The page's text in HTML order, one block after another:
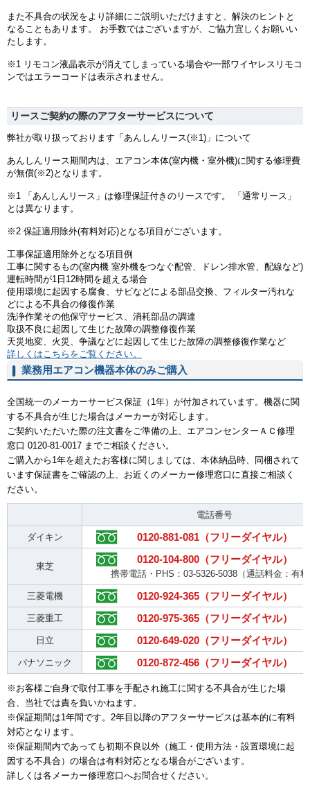
また不具合の状況をより詳細にご説明いただけますと、解決のヒントと
なることもあります。 お手数ではございますが、ご協力宜しくお願いい
たします。
※1 リモコン液晶表示が消えてしまっている場合や一部ワイヤレスリモコ
ンではエラーコードは表示されません。
リースご契約の際のアフターサービスについて
弊社が取り扱っております「あんしんリース(※1)」について
あんしんリース期間内は、エアコン本体(室内機・室外機)に関する修理費
が無償(※2)となります。
※1 「あんしんリース」は修理保証付きのリースです。 「通常リース」
とは異なります。
※2 保証適用除外(有料対応)となる項目がございます。
工事保証適用除外となる項目例
工事に関するもの(室内機 室外機をつなぐ配管、ドレン排水管、配線など)
運転時間が1日12時間を超える場合
使用環境に起因する腐食、サビなどによる部品交換、フィルター汚れな
どによる不具合の修復作業
洗浄作業その他保守サービス、消耗部品の調達
取扱不良に起因して生じた故障の調整修復作業
天災地変、火災、争議などに起因して生じた故障の調整修復作業など
詳しくはこちらをご覧ください。
業務用エアコン機器本体のみご購入
全国統一のメーカーサービス保証（1年）が付加されています。機器に関
する不具合が生じた場合はメーカーが対応します。
ご契約いただいた際の注文書をご準備の上、エアコンセンターＡＣ修理
窓口 0120-81-0017 までご相談ください。
ご購入から1年を超えたお客様に関しましては、本体納品時、同梱されて
います保証書をご確認の上、お近くのメーカー修理窓口に直接ご相談く
ださい。
電話番号
ダイキン 0120-881-081（フリーダイヤル）
東芝
0120-104-800（フリーダイヤル）
携帯電話・PHS：03-5326-5038（通話料金：有
三菱電機 0120-924-365（フリーダイヤル）
三菱重工 0120-975-365（フリーダイヤル）
日立 0120-649-020（フリーダイヤル）
パナソニック 0120-872-456（フリーダイヤル）
※お客様ご自身で取付工事を手配され施工に関する不具合が生じた場
合、当社では責を負いかねます。
※保証期間は1年間です。2年目以降のアフターサービスは基本的に有料
対応となります。
※保証期間内であっても初期不良以外（施工・使用方法・設置環境に起
因する不具合）の場合は有料対応となる場合がございます。
詳しくは各メーカー修理窓口へお問合せください。